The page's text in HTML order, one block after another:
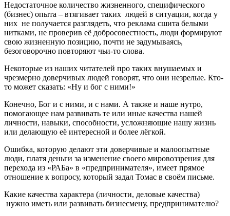
Недостаточное количество жизненного, специфического
(бизнес) опыта – втягивает таких людей в ситуации, когда у
них не получается разглядеть, что реклама сшита белыми
нитками, не проверив её добросовестность, люди формируют
свою жизненную позицию, почти не задумываясь,
безоговорочно повторяют чьи-то слова.
Некоторые из наших читателей про таких внушаемых и
чрезмерно доверчивых людей говорят, что они незрелые. Кто-
то может сказать: «Ну и бог с ними!»
Конечно, Бог и с ними, и с нами. А также и наше нутро,
помогающее нам развивать те или иные качества нашей
личности, навыки, способности, усложняющие нашу жизнь
или делающую её интересной и более лёгкой.
Ошибка, которую делают эти доверчивые и малоопытные
люди, платя деньги за изменение своего мировоззрения для
перехода из «РАБа» в «предпринимателя», имеет прямое
отношение к вопросу, который задал Томас в своём письме.
Какие качества характера (личности, деловые качества)
нужно иметь или развивать бизнесмену, предпринимателю?